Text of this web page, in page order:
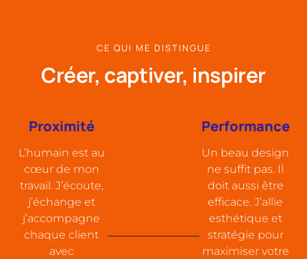
CE QUI ME DISTINGUE
Créer, captiver, inspirer
Proximité
L’humain est au
cœur de mon
travail. J’écoute,
j’échange et
j’accompagne
chaque client
avec
Performance
Un beau design
ne suffit pas. Il
doit aussi être
efficace. J’allie
esthétique et
stratégie pour
maximiser votre